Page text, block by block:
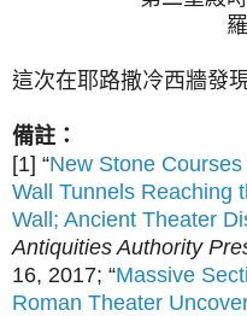
這次在耶路撒冷西牆發
備註：
[1] “New Stone
Wall Tunnels Reaching
Wall; Ancient Theater
Antiquities Authority
16, 2017; “Massive
Roman Theater